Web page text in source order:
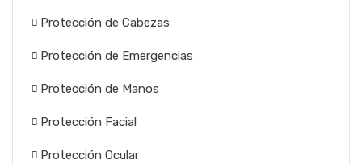
Protección de Cabezas
Protección de Emergencias
Protección de Manos
Protección Facial
Protección Ocular